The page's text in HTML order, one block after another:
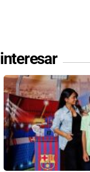
interesar